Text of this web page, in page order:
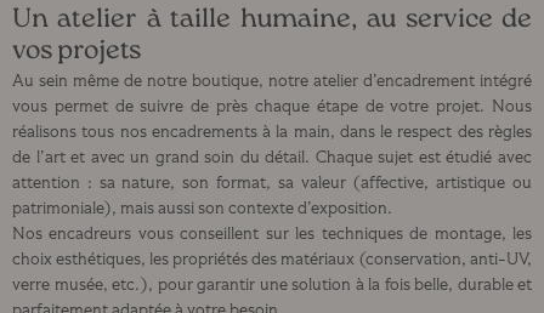
Un atelier à taille humaine, au service de
vos projets
Au sein même de notre boutique, notre atelier d’encadrement intégré
vous permet de suivre de près chaque étape de votre projet. Nous
réalisons tous nos encadrements à la main, dans le respect des règles
de l’art et avec un grand soin du détail. Chaque sujet est étudié avec
attention : sa nature, son format, sa valeur (affective, artistique ou
patrimoniale), mais aussi son contexte d’exposition.
Nos encadreurs vous conseillent sur les techniques de montage, les
choix esthétiques, les propriétés des matériaux (conservation, anti-UV,
verre musée, etc.), pour garantir une solution à la fois belle, durable et